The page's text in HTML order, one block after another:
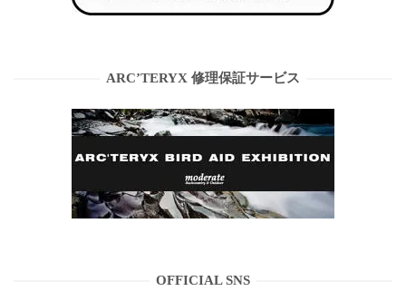
ARC’TERYX 修理保証サービス
OFFICIAL SNS